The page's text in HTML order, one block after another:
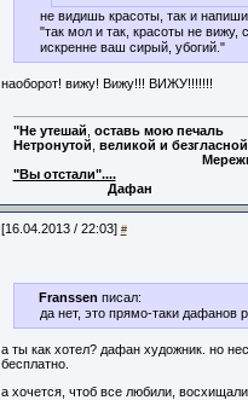
не видишь красоты, так и
"так мол и так, красоты не вижу,
искренне ваш сирый, убогий."
наоборот! вижу! Вижу!!! ВИЖУ!!!!!!!
"Не утешай оставь мою печаль
Нетронутой великой и
"Вы отстали"....
Дафан
[16.04.2013 / 22:03] #
Franssen писал:
да нет, это прямо-таки дафанов
а ты как хотел? дафан художник. но
бесплатно.
а хочется, чтоб все любили,